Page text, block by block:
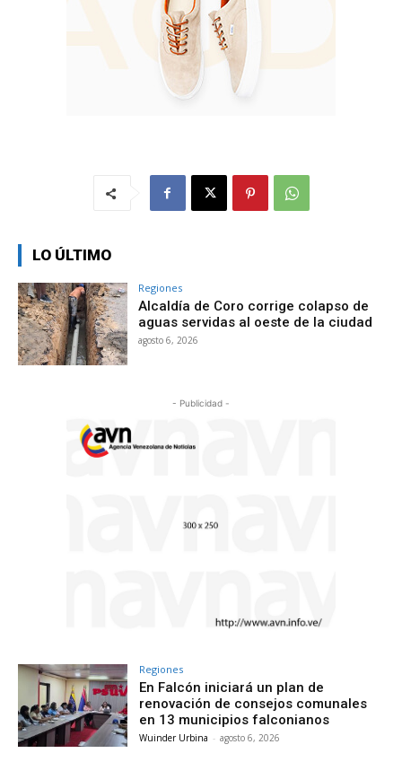
LO ÚLTIMO
Regiones
Alcaldía de Coro corrige colapso de
aguas servidas al oeste de la ciudad
agosto 6, 2026
- Publicidad -
Regiones
En Falcón iniciará un plan de
renovación de consejos comunales
en 13 municipios falconianos
Wuinder Urbina - agosto 6, 2026